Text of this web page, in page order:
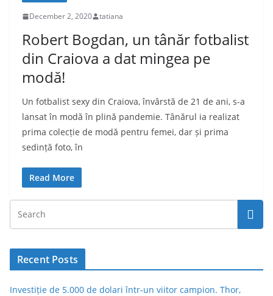
December 2, 2020 tatiana
Robert Bogdan, un tânăr fotbalist
din Craiova a dat mingea pe
modă!
Un fotbalist sexy din Craiova, învârstă de 21 de ani, s-a
lansat în modă în plină pandemie. Tânărul ia realizat
prima colecție de modă pentru femei, dar și prima
sedință foto, în
Read More
Recent Posts
Investiție de 5.000 de dolari într-un viitor campion. Thor,